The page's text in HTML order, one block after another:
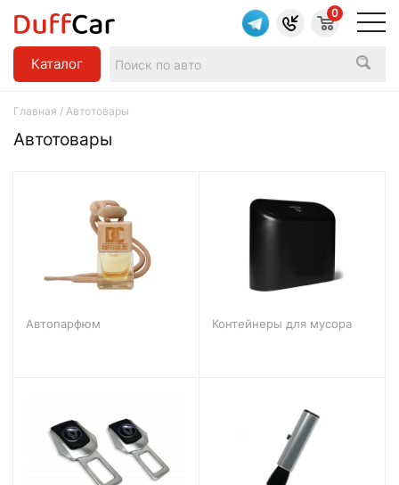
Каталог
0
Главная / Автотовары
Автотовары
Автопарфюм Контейнеры для мусора